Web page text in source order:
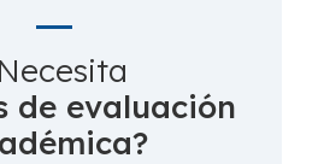
de evaluación